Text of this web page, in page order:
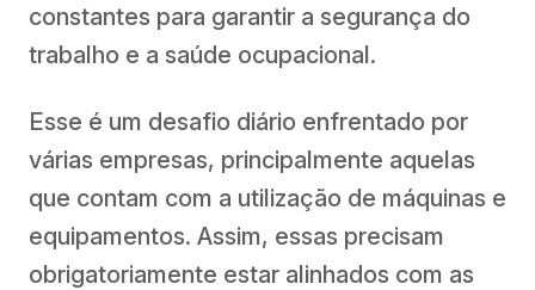
constantes para garantir a segurança do
trabalho e a saúde ocupacional.
Esse é um desafio diário enfrentado por
várias empresas, principalmente aquelas
que contam com a utilização de máquinas e
equipamentos. Assim, essas precisam
obrigatoriamente estar alinhados com as